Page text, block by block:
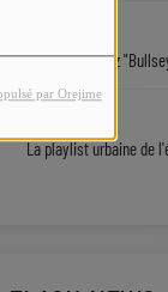
par Orejime
Sy'Rai : écoutez
La playlist urbaine de